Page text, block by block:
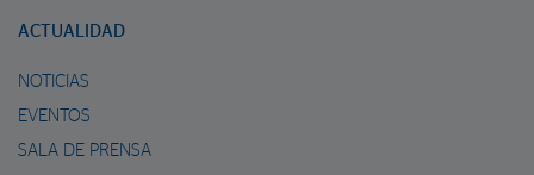
ACTUALIDAD
NOTICIAS
EVENTOS
SALA DE PRENSA